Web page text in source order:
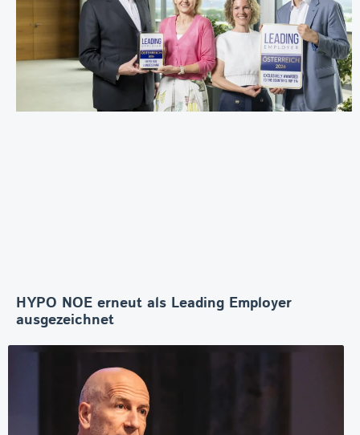
HYPO NOE erneut als Leading Employer
ausgezeichnet